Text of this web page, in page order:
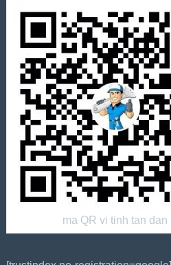
ma QR vi tinh tan dan